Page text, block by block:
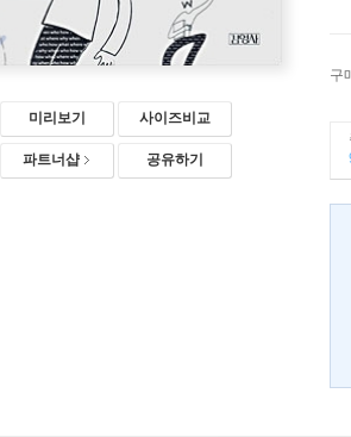
미리보기 사이즈비교
파트너샵 공유하기
구